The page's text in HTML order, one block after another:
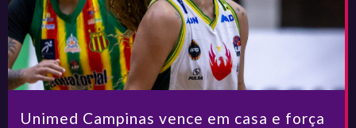
Unimed Campinas vence em casa e força